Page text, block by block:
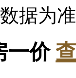
据为
一价